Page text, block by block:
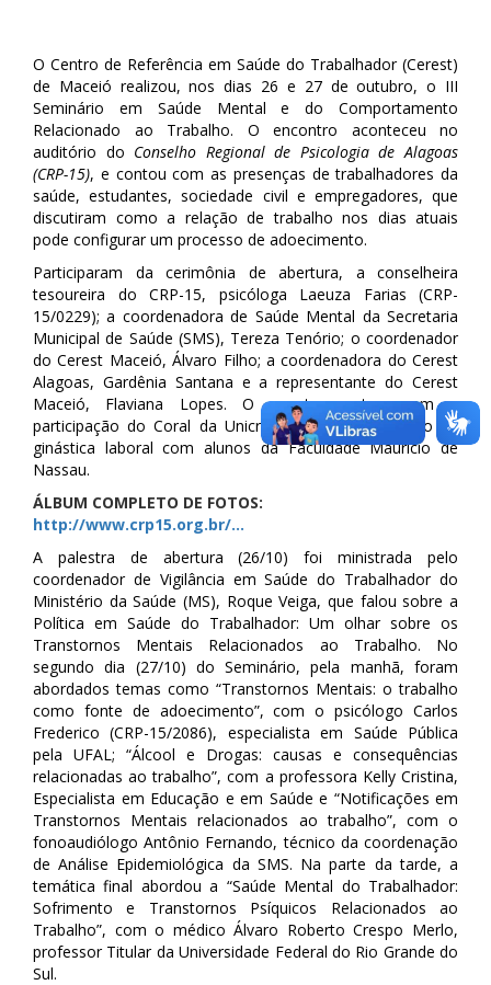
O Centro de Referência em Saúde do Trabalhador (Cerest)
de Maceió realizou, nos dias 26 e 27 de outubro, o III
Seminário em Saúde Mental e do Comportamento
Relacionado ao Trabalho. O encontro aconteceu no
auditório do Conselho Regional de Psicologia de Alagoas
(CRP-15), e contou com as presenças de trabalhadores da
saúde, estudantes, sociedade civil e empregadores, que
discutiram como a relação de trabalho nos dias atuais
pode configurar um processo de adoecimento.
Participaram da cerimônia de abertura, a conselheira
tesoureira do CRP-15, psicóloga Laeuza Farias (CRP-
15/0229); a coordenadora de Saúde Mental da Secretaria
Municipal de Saúde (SMS), Tereza Tenório; o coordenador
do Cerest Maceió, Álvaro Filho; a coordenadora do Cerest
Alagoas, Gardênia Santana e a representante do Cerest
Maceió, Flaviana Lopes. O evento contou com a
participação do Coral da Unicred e com uma sessão de
ginástica laboral com alunos da Faculdade Maurício de
Nassau.
ÁLBUM COMPLETO DE FOTOS:
http://www.crp15.org.br/…
A palestra de abertura (26/10) foi ministrada pelo
coordenador de Vigilância em Saúde do Trabalhador do
Ministério da Saúde (MS), Roque Veiga, que falou sobre a
Política em Saúde do Trabalhador: Um olhar sobre os
Transtornos Mentais Relacionados ao Trabalho. No
segundo dia (27/10) do Seminário, pela manhã, foram
abordados temas como “Transtornos Mentais: o trabalho
como fonte de adoecimento”, com o psicólogo Carlos
Frederico (CRP-15/2086), especialista em Saúde Pública
pela UFAL; “Álcool e Drogas: causas e consequências
relacionadas ao trabalho”, com a professora Kelly Cristina,
Especialista em Educação e em Saúde e “Notificações em
Transtornos Mentais relacionados ao trabalho”, com o
fonoaudiólogo Antônio Fernando, técnico da coordenação
de Análise Epidemiológica da SMS. Na parte da tarde, a
temática final abordou a “Saúde Mental do Trabalhador:
Sofrimento e Transtornos Psíquicos Relacionados ao
Trabalho”, com o médico Álvaro Roberto Crespo Merlo,
professor Titular da Universidade Federal do Rio Grande do
Sul.